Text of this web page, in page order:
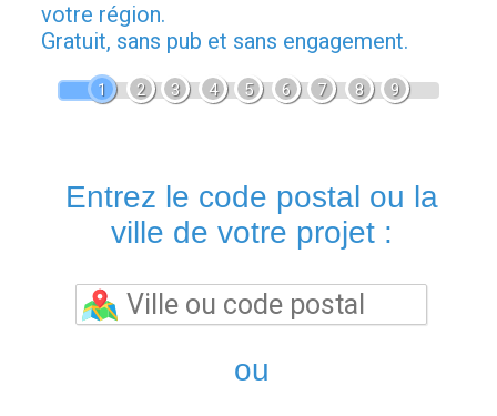
votre région.
Gratuit, sans pub et sans engagement.
1 2 3 4 5 6 7 8 9
Entrez le code postal ou la
ville de votre projet :
ou